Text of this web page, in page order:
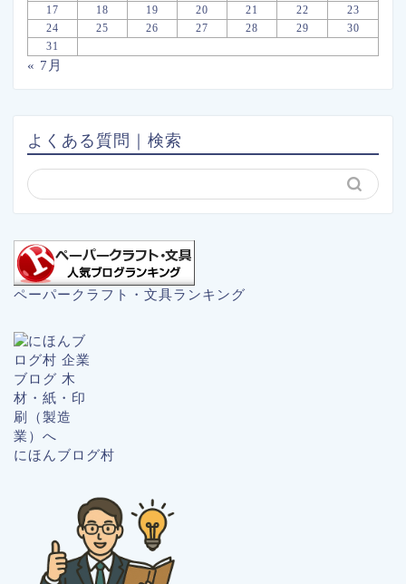
17
18 19 20 21 22
23
24
25 26 27 28 29
30
31
« 7月
よくある質問｜検索
ペーパークラフト・文具ランキング
にほんブログ村